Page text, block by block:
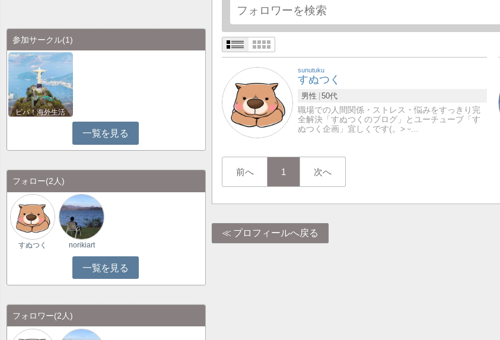
sunutuku
すぬつく
男性
50代
職場での人間関係・ストレス・悩みをすっきり完
全解決「すぬつくのブログ」とユーチューブ「す
ぬつく企画」宜しくです(。˃ ᵕ…
前へ 1 次へ
プロフィールへ戻る
参加サークル(1)
ビバ！海外生活
一覧を見る
フォロー(2人)
すぬつく norikiart
一覧を見る
フォロワー(2人)